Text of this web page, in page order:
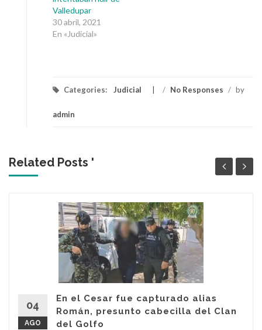
Valledupar
30 abril, 2021
En «Judicial»
Categories: Judicial / No Responses / by
admin
Related Posts '
04
AGO
En el Cesar fue capturado alias
Román, presunto cabecilla del Clan
del Golfo